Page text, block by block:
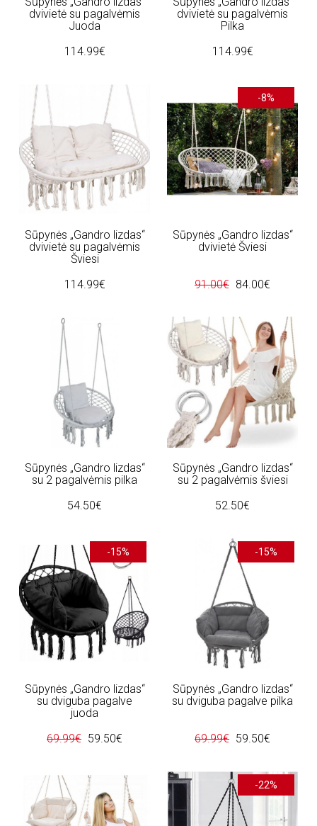
dvivietė su pagalvėmis
Juoda
114.99€
dvivietė su pagalvėmis
Pilka
114.99€
Sūpynės „Gandro lizdas“
dvivietė su pagalvėmis
Šviesi
114.99€
-8%
Sūpynės „Gandro lizdas“
dvivietė Šviesi
91.00€ 84.00€
Sūpynės „Gandro lizdas“
su 2 pagalvėmis pilka
54.50€
Sūpynės „Gandro lizdas“
su 2 pagalvėmis šviesi
52.50€
-15%
Sūpynės „Gandro lizdas“
su dviguba pagalve
juoda
69.99€ 59.50€
-15%
Sūpynės „Gandro lizdas“
su dviguba pagalve pilka
69.99€ 59.50€
-22%